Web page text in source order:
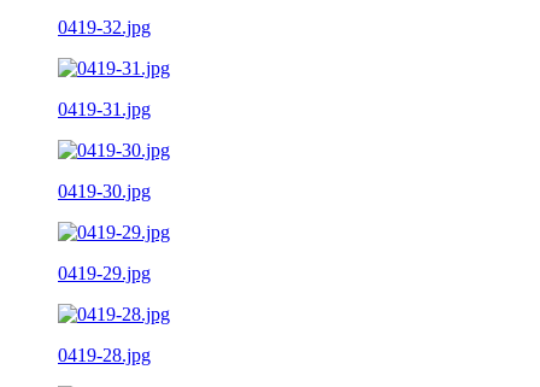
0419-32.jpg
0419-31.jpg
0419-30.jpg
0419-29.jpg
0419-28.jpg